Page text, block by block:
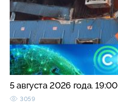
5 августа 2026 года. 19:00
3059